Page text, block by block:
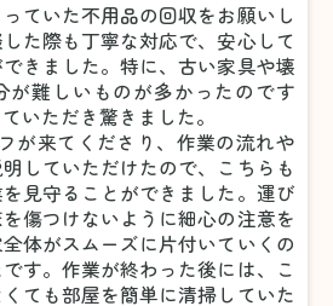
ていた不用品の回収をお願いし
た際も丁寧な対応で、安心して
きました。特に、古い家具や壊
が難しいものが多かったのです
いただき驚きました。
が来てくださり、作業の流れや
していただけたので、こちらも
見守ることができました。運び
傷つけないように細心の注意を
体がスムーズに片付いていくの
す。作業が終わった後には、こ
ても部屋を簡単に清掃していた